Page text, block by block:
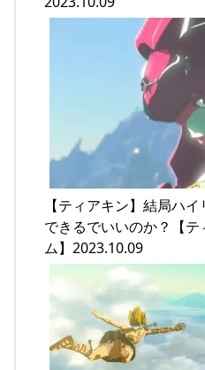
【ティアキン】結局ハ
できるでいいのか？【
ム】2023.10.09